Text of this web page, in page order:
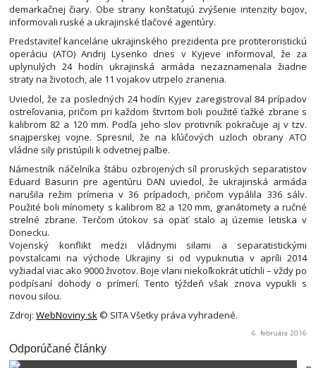
demarkačnej čiary. Obe strany konštatujú zvýšenie intenzity bojov,
informovali ruské a ukrajinské tlačové agentúry.
Predstaviteľ kancelárie ukrajinského prezidenta pre protiteroristickú
operáciu (ATO) Andrij Lysenko dnes v Kyjeve informoval, že za
uplynulých 24 hodín ukrajinská armáda nezaznamenala žiadne
straty na životoch, ale 11 vojakov utrpelo zranenia.
Uviedol, že za posledných 24 hodín Kyjev zaregistroval 84 prípadov
ostreľovania, pričom pri každom štvrtom boli použité ťažké zbrane s
kalibrom 82 a 120 mm. Podľa jeho slov protivník pokračuje aj v tzv.
snajperskej vojne. Spresnil, že na kľúčových uzloch obrany ATO
vládne sily pristúpili k odvetnej paľbe.
Námestník náčelníka štábu ozbrojených síl proruských separatistov
Eduard Basurin pre agentúru DAN uviedol, že ukrajinská armáda
narušila režim prímeria v 36 prípadoch, pričom vypálila 336 sálv.
Použité boli mínomety s kalibrom 82 a 120 mm, granátomety a ručné
strelné zbrane. Terčom útokov sa opäť stalo aj územie letiska v
Donecku.
Vojenský konflikt medzi vládnymi silami a separatistickými
povstalcami na východe Ukrajiny si od vypuknutia v apríli 2014
vyžiadal viac ako 9000 životov. Boje vlani niekoľkokrát utíchli – vždy po
podpísaní dohody o prímerí. Tento týždeň však znova vypukli s
novou silou.
Zdroj: WebNoviny.sk © SITA Všetky práva vyhradené.
6. februára 2016
Odporúčané články